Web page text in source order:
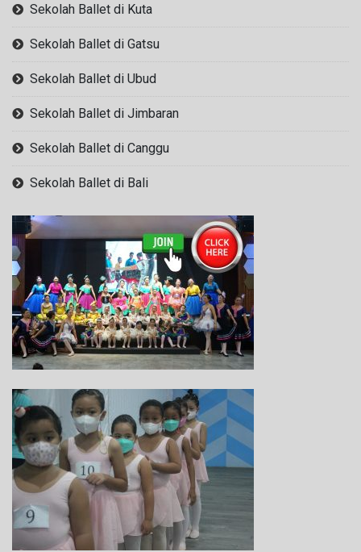
Sekolah Ballet di Kuta
Sekolah Ballet di Gatsu
Sekolah Ballet di Ubud
Sekolah Ballet di Jimbaran
Sekolah Ballet di Canggu
Sekolah Ballet di Bali